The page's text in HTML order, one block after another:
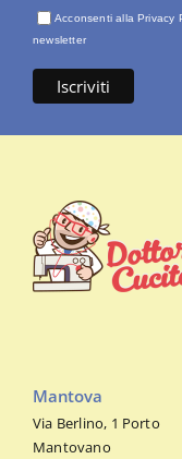
Acconsenti alla Privacy
newsletter
Mantova
Via Berlino, 1 Porto
Mantovano